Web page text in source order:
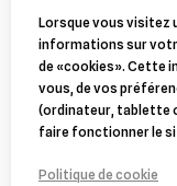
ELANCO ANIMAL
milbemaxtab
chien 5 kg 2 cp
14,90 €
Lorsque vous visitez
informations sur
de «cookies». Cette
vous, de vos
(ordinateur, tablette
faire fonctionner le
Politique de cookie